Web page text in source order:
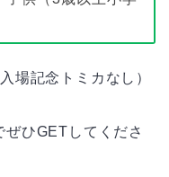
場記念トミカなし）
ひGETしてくださ